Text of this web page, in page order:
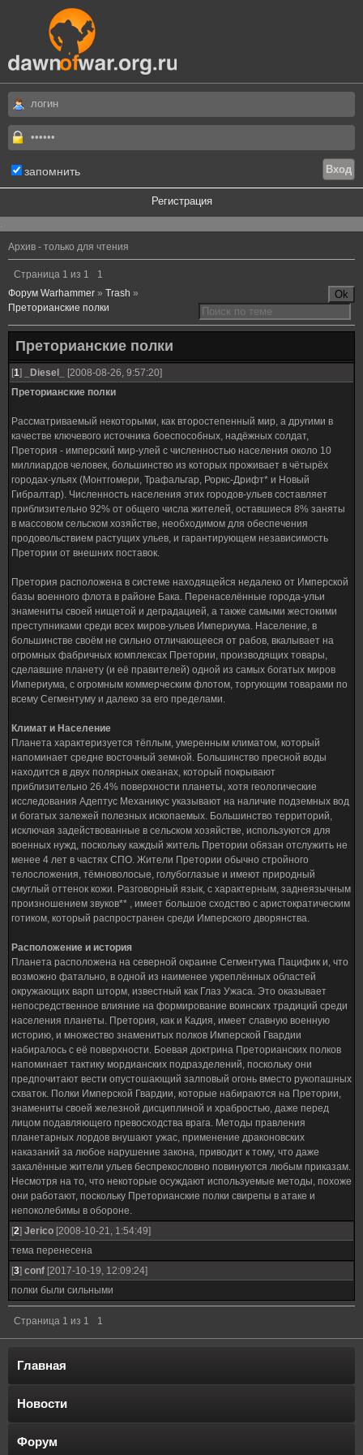
запомнить
Регистрация
.
Архив - только для чтения
Страница 1 из 1
1
Форум Warhammer » Trash »
Преторианские полки
Преторианские полки
[1] _Diesel_
[2008-08-26, 9:57:20]
Преторианские полки
Рассматриваемый некоторыми, как второстепенный мир, а другими в
качестве ключевого источника боеспособных, надёжных солдат,
Претория - имперский мир-улей с численностью населения около 10
миллиардов человек, большинство из которых проживает в чётырёх
городах-ульях (Монтгомери, Трафальгар, Роркс-Дрифт* и Новый
Гибралтар). Численность населения этих городов-ульев составляет
приблизительно 92% от общего числа жителей, оставшиеся 8% заняты
в массовом сельском хозяйстве, необходимом для обеспечения
продовольствием растущих ульев, и гарантирующем независимость
Претории от внешних поставок.
Претория расположена в системе находящейся недалеко от Имперской
базы военного флота в районе Бака. Перенаселённые города-ульи
знамениты своей нищетой и деградацией, а также самыми жестокими
преступниками среди всех миров-ульев Империума. Население, в
большинстве своём не сильно отличающееся от рабов, вкалывает на
огромных фабричных комплексах Претории, производящих товары,
сделавшие планету (и её правителей) одной из самых богатых миров
Империума, с огромным коммерческим флотом, торгующим товарами по
всему Сегментуму и далеко за его пределами.
Климат и Население
Планета характеризуется тёплым, умеренным климатом, который
напоминает средне восточный земной. Большинство пресной воды
находится в двух полярных океанах, который покрывают
приблизительно 26.4% поверхности планеты, хотя геологические
исследования Адептус Механикус указывают на наличие подземных вод
и богатых залежей полезных ископаемых. Большинство территорий,
исключая задействованные в сельском хозяйстве, используются для
военных нужд, поскольку каждый житель Претории обязан отслужить не
менее 4 лет в частях СПО. Жители Претории обычно стройного
телосложения, тёмноволосые, голубоглазые и имеют природный
смуглый оттенок кожи. Разговорный язык, с характерным, заднеязычным
произношением звуков** , имеет большое сходство с аристократическим
готиком, который распространен среди Имперского дворянства.
Расположение и история
Планета расположена на северной окраине Сегментума Пацифик и, что
возможно фатально, в одной из наименее укреплённых областей
окружающих варп шторм, известный как Глаз Ужаса. Это оказывает
непосредственное влияние на формирование воинских традиций среди
населения планеты. Претория, как и Кадия, имеет славную военную
историю, и множество знаменитых полков Имперской Гвардии
набиралось с её поверхности. Боевая доктрина Преторианских полков
напоминает тактику мордианских подразделений, поскольку они
предпочитают вести опустошающий залповый огонь вместо рукопашных
схваток. Полки Имперской Гвардии, которые набираются на Претории,
знамениты своей железной дисциплиной и храбростью, даже перед
лицом подавляющего превосходства врага. Методы правления
планетарных лордов внушают ужас, применение драконовских
наказаний за любое нарушение закона, приводит к тому, что даже
закалённые жители ульев беспрекословно повинуются любым приказам.
Несмотря на то, что некоторые осуждают используемые методы, похоже
они работают, поскольку Преторианские полки свирепы в атаке и
непоколебимы в обороне.
[2] Jerico [2008-10-21, 1:54:49]
тема перенесена
[3] conf [2017-10-19, 12:09:24]
полки были сильными
Страница 1 из 1 1
Главная
Новости
Форум